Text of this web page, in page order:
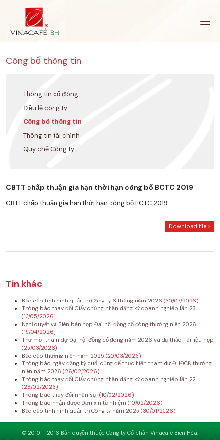
Công bố thông tin
Thông tin cổ đông
Điều lệ công ty
Công bố thông tin
Thông tin tài chính
Quy chế Công ty
CBTT chấp thuận gia hạn thời hạn công bố BCTC 2019
CBTT chấp thuận gia hạn thời hạn công bố BCTC 2019
Download file >
Tin khác
Báo cáo tình hình quản trị Công ty 6 tháng năm 2026 (30/07/2026)
Thông báo thay đổi Giấy chứng nhận đăng ký doanh nghiệp lần 23
(13/05/2026)
Nghị quyết và Biên bản họp Đại hội đồng cổ đông thường niên 2026
(15/04/2026)
Thư mời tham dự Đại hội đồng cổ đông năm 2026 và dự thảo Tài liệu họp
(25/03/2026)
Báo cáo thường niên năm 2025 (20/03/2026)
Thông báo ngày đăng ký cuối cùng để thực hiện tham dự ĐHĐCĐ thường
niên năm 2026 (26/02/2026)
Thông báo thay đổi Giấy chứng nhận đăng ký doanh nghiệp lần 22
(26/02/2026)
Thông báo thay đổi nhân sự (10/02/2026)
Thông báo nhận được Đơn xin từ nhiệm (10/02/2026)
Báo cáo tình hình quản trị Công ty năm 2025 (30/01/2026)
© 2010 – 2016 Bản quyền thuộc Công ty Cổ phần Vinacafé Biên Hòa.